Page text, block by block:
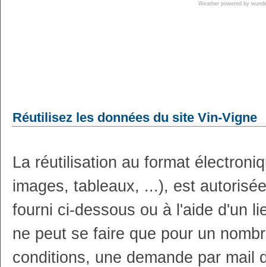
Weather powered by
Réutilisez les données du site Vin-Vigne
La réutilisation au format
images, tableaux, ...), est
fourni ci-dessous ou à l'aide d'un
ne peut se faire que pour un
conditions, une demande par mail